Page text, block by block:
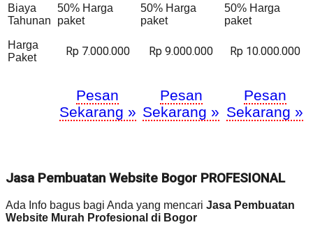
Biaya
Tahunan
50% Harga
paket
50% Harga
paket
50% Harga
paket
Harga
Paket
Rp 7.000.000 Rp 9.000.000 Rp 10.000.000
Pesan
Sekarang »
Pesan
Sekarang »
Pesan
Sekarang »
Jasa Pembuatan Website Bogor PROFESIONAL
Ada Info bagus bagi Anda yang mencari Jasa Pembuatan
Website Murah Profesional di Bogor